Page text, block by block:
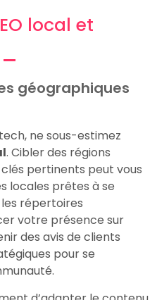
local et
géographiques
ne sous-estimez
. Cibler des régions
pertinents peut vous
locales prêtes à se
répertoires
votre présence sur
des avis de clients
pour se